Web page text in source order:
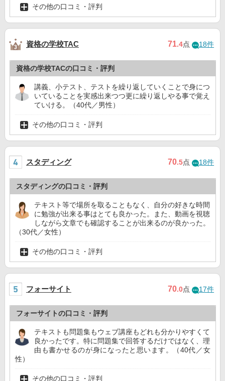
その他の口コミ・評判
資格の学校TAC 71.4点 18件
資格の学校TACの口コミ・評判
講義、小テスト、テストを繰り返していくことで身につ
いていることを実感出来つつ更に繰り返しやる事で覚え
ていける。（40代／男性）
その他の口コミ・評判
スタディング 70.5点 18件
スタディングの口コミ・評判
テキスト等で場所を取ることもなく、自分の好きな時間
に勉強が出来る事はとても良かった。また、動画を視聴
しながら文章でも確認することが出来るのが良かった。
（30代／女性）
その他の口コミ・評判
フォーサイト 70.0点 17件
フォーサイトの口コミ・評判
テキストも問題集もウェブ講座もどれも分かりやすくて
良かったです。特に問題集で回答するだけではなく、理
由も書かせるのが身になったと思います。（40代／女
性）
その他の口コミ・評判